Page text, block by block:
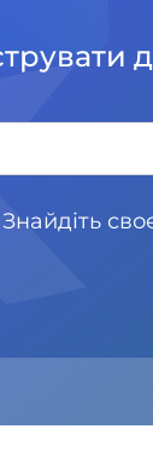
Знайдіть